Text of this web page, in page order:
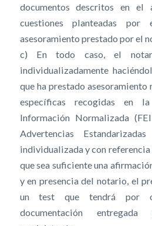
documentos descritos en el
cuestiones planteadas
asesoramiento prestado por el
c) En todo caso, el
individualizadamente
que ha prestado
específicas recogidas en
Información Normalizada
Advertencias
individualizada y con referencia
que sea suficiente una
y en presencia del notario, el
un test que tendrá por
documentación